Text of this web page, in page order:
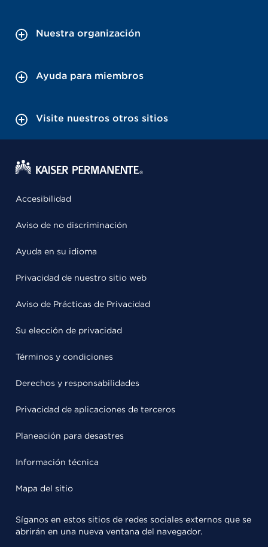
Nuestra organización
Ayuda para miembros
Visite nuestros otros sitios
Accesibilidad
Aviso de no discriminación
Ayuda en su idioma
Privacidad de nuestro sitio web
Aviso de Prácticas de Privacidad
Su elección de privacidad
Términos y condiciones
Derechos y responsabilidades
Privacidad de aplicaciones de terceros
Planeación para desastres
Información técnica
Mapa del sitio
Síganos en estos sitios de redes sociales externos que se
abrirán en una nueva ventana del navegador.